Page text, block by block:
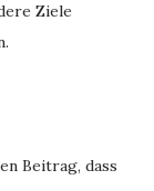
Ziele
Beitrag, dass